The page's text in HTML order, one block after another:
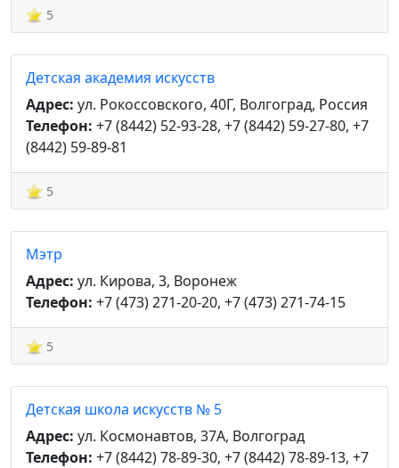
5
Детская академия искусств
Адрес: ул. Рокоссовского, 40Г, Волгоград, Россия
Телефон: +7 (8442) 52-93-28, +7 (8442) 59-27-80, +7
(8442) 59-89-81
5
Мэтр
Адрес: ул. Кирова, 3, Воронеж
Телефон: +7 (473) 271-20-20, +7 (473) 271-74-15
5
Детская школа искусств № 5
Адрес: ул. Космонавтов, 37А, Волгоград
Телефон: +7 (8442) 78-89-30, +7 (8442) 78-89-13, +7